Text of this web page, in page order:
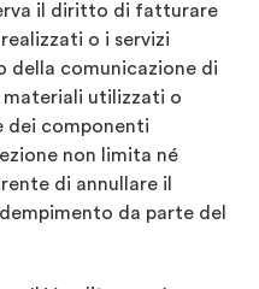
il diritto di fatturare
o i servizi
della comunicazione di
materiali utilizzati o
dei componenti
non limita né
di annullare il
da parte del